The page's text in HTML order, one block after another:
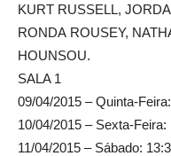
KURT RUSSELL,
RONDA ROUSEY,
HOUNSOU.
SALA 1
09/04/2015 – Quinta-
10/04/2015 – Sexta-
11/04/2015 – Sábado: